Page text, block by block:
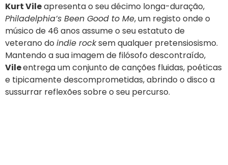
Kurt Vileapresenta o seu décimo longa-duração,
Philadelphia’s Been Good to Me, um registo onde o
músico de 46 anos assume o seu estatuto de
veterano do indie rocksem qualquer pretensiosismo.
Mantendo a sua imagem de filósofo descontraído,
Vileentrega um conjunto de canções fluidas, poéticas
e tipicamente descomprometidas, abrindo o disco a
sussurrar reflexões sobre o seu percurso.